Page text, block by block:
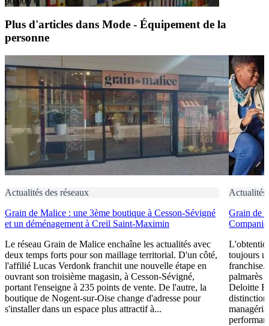
Plus d'articles dans Mode - Équipement de la
personne
Actualités des réseaux
Grain de Malice : une 3ème boutique à Cesson-Sévigné
et un déménagement à Creil Saint-Maximin
Le réseau Grain de Malice enchaîne les actualités avec
deux temps forts pour son maillage territorial. D'un côté,
l'affilié Lucas Verdonk franchit une nouvelle étape en
ouvrant son troisième magasin, à Cesson-Sévigné,
portant l'enseigne à 235 points de vente. De l'autre, la
boutique de Nogent-sur-Oise change d'adresse pour
s'installer dans un espace plus attractif à...
Actualités
Grain de
toujours
franchise.
palmarès
Deloitte